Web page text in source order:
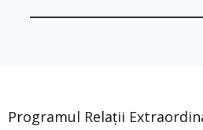
Programul Relații